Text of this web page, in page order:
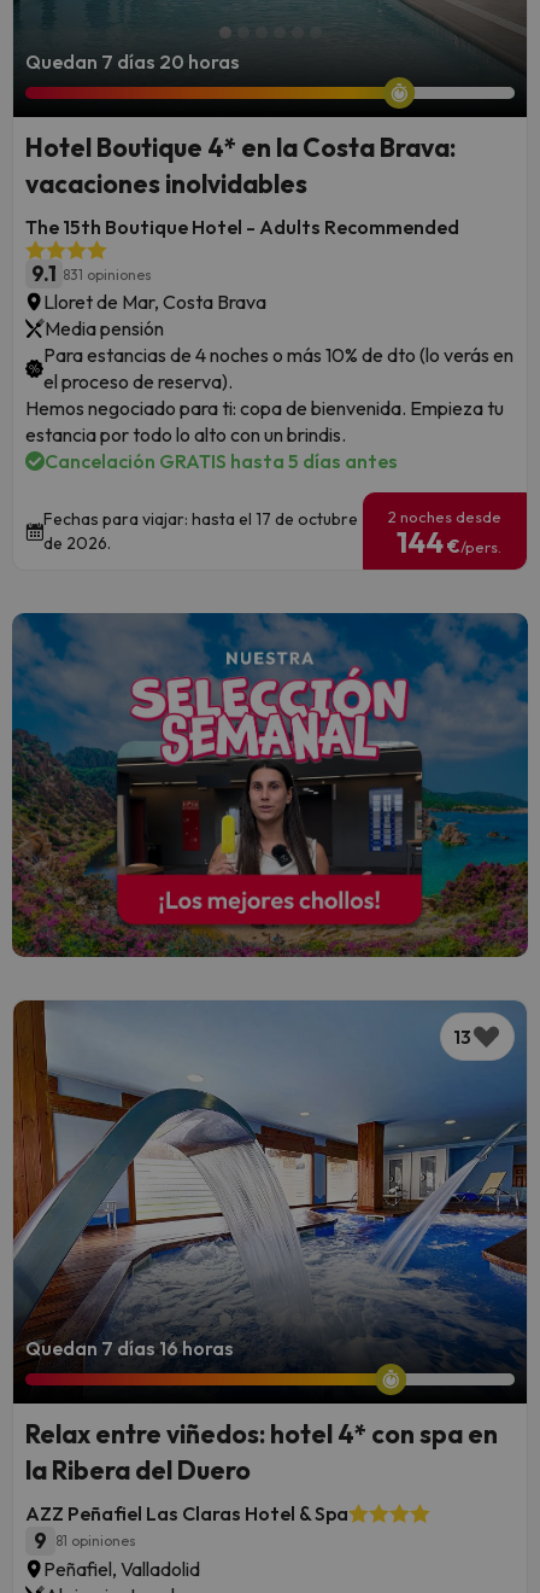
Quedan 7 días 20 horas
Hotel Boutique 4* en la Costa Brava:
vacaciones inolvidables
The 15th Boutique Hotel - Adults Recommended
9.1 831 opiniones
Lloret de Mar, Costa Brava
Media pensión
Para estancias de 4 noches o más 10% de dto (lo verás en
el proceso de reserva).
Hemos negociado para ti: copa de bienvenida. Empieza tu
estancia por todo lo alto con un brindis.
Cancelación GRATIS hasta 5 días antes
Fechas para viajar: hasta el 17 de octubre
de 2026.
2 noches desde
144€/pers.
13
Quedan 7 días 16 horas
Relax entre viñedos: hotel 4* con spa en
la Ribera del Duero
AZZ Peñafiel Las Claras Hotel & Spa
9 81 opiniones
Peñafiel, Valladolid